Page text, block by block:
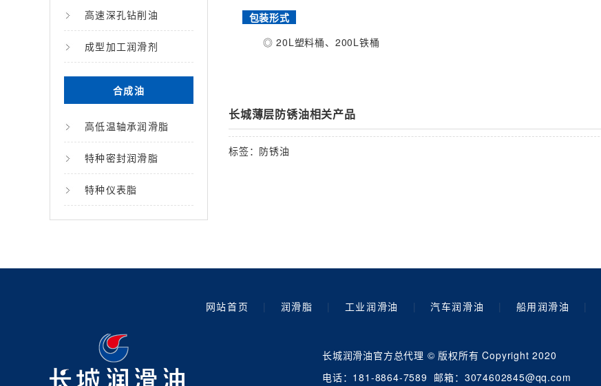
高速深孔钻削油
成型加工润滑剂
合成油
高低温轴承润滑脂
特种密封润滑脂
特种仪表脂
包装形式
◎ 20L塑料桶、200L铁桶
长城薄层防锈油相关产品
标签： 防锈油
网站首页 | 润滑脂 | 工业润滑油 | 汽车润滑油 | 船用润滑油 |
长城润滑油官方总代理 © 版权所有 Copyright 2020
电话：181-8864-7589 邮箱：3074602845@qq.com